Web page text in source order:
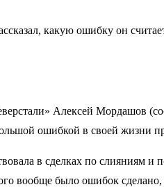
какую ошибку он
Алексей Мордашов
ошибкой в своей жизни
в сделках по слияниям
вообще было ошибок